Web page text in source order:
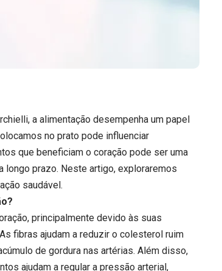
a alimentação desempenha um papel
no prato pode influenciar
que beneficiam o coração pode ser uma
prazo. Neste artigo, exploraremos
saudável.
principalmente devido às suas
fibras ajudam a reduzir o colesterol ruim
de gordura nas artérias. Além disso,
ajudam a regular a pressão arterial,